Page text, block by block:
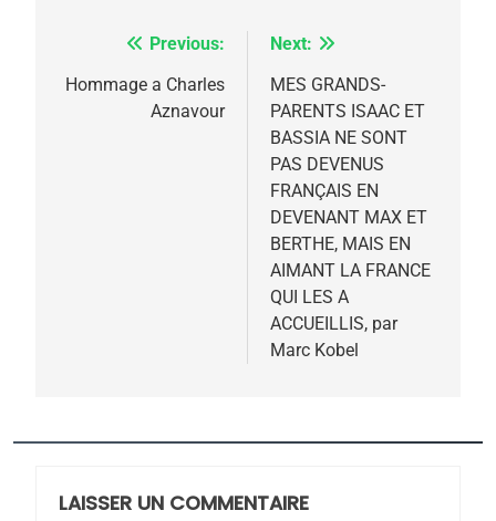
Navigation
de
Previous:
Hommage a Charles
Aznavour
Next:
MES GRANDS-
PARENTS ISAAC ET
BASSIA NE SONT
PAS DEVENUS
FRANÇAIS EN
DEVENANT MAX ET
BERTHE, MAIS EN
AIMANT LA FRANCE
QUI LES A
ACCUEILLIS, par
Marc Kobel
LAISSER UN COMMENTAIRE
2025, l’année la plus
rapport d’ADL contre
FRANCE ISRAÉL